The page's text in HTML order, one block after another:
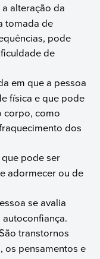
a alteração da
tomada de
pode
de
em que a pessoa
física e que pode
corpo, como
dos
pode ser
adormecer ou de
se avalia
transtornos
os pensamentos e